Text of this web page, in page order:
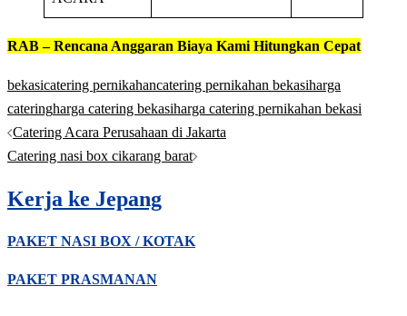
RAB – Rencana Anggaran Biaya Kami Hitungkan Cepat
bekasicatering pernikahancatering pernikahan bekasiharga
cateringharga catering bekasiharga catering pernikahan bekasi
Post
navigation
Catering Acara Perusahaan di Jakarta
Catering nasi box cikarang barat
Kerja ke Jepang
PAKET NASI BOX / KOTAK
PAKET PRASMANAN